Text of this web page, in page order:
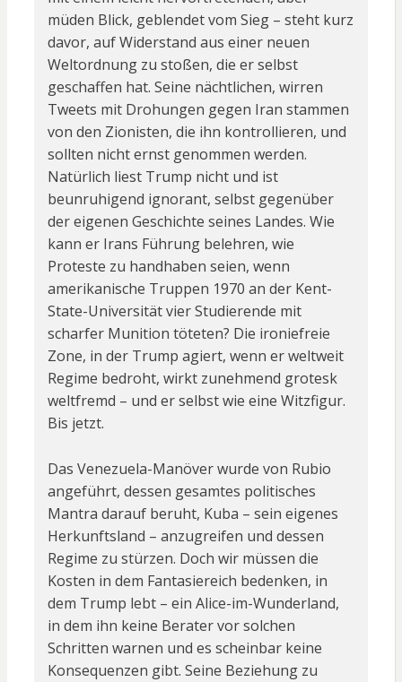
müden Blick, geblendet vom Sieg – steht kurz
davor, auf Widerstand aus einer neuen
Weltordnung zu stoßen, die er selbst
geschaffen hat. Seine nächtlichen, wirren
Tweets mit Drohungen gegen Iran stammen
von den Zionisten, die ihn kontrollieren, und
sollten nicht ernst genommen werden.
Natürlich liest Trump nicht und ist
beunruhigend ignorant, selbst gegenüber
der eigenen Geschichte seines Landes. Wie
kann er Irans Führung belehren, wie
Proteste zu handhaben seien, wenn
amerikanische Truppen 1970 an der Kent-
State-Universität vier Studierende mit
scharfer Munition töteten? Die ironiefreie
Zone, in der Trump agiert, wenn er weltweit
Regime bedroht, wirkt zunehmend grotesk
weltfremd – und er selbst wie eine Witzfigur.
Bis jetzt.
Das Venezuela-Manöver wurde von Rubio
angeführt, dessen gesamtes politisches
Mantra darauf beruht, Kuba – sein eigenes
Herkunftsland – anzugreifen und dessen
Regime zu stürzen. Doch wir müssen die
Kosten in dem Fantasiereich bedenken, in
dem Trump lebt – ein Alice-im-Wunderland,
in dem ihn keine Berater vor solchen
Schritten warnen und es scheinbar keine
Konsequenzen gibt. Seine Beziehung zu